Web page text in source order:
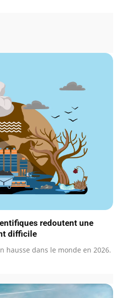
redoutent une
difficile
hausse dans le monde en 2026.